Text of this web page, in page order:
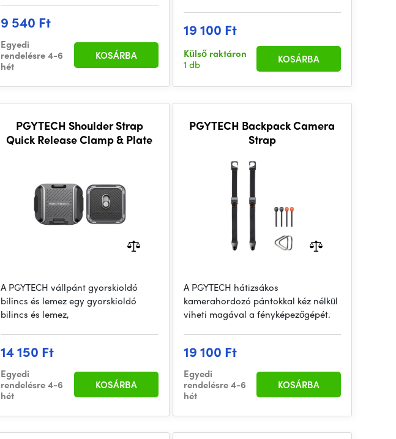
9 540 Ft
Egyedi
rendelésre 4-6
hét
KOSÁRBA
19 100 Ft
Külső raktáron
1 db
KOSÁRBA
PGYTECH Shoulder Strap
Quick Release Clamp & Plate
A PGYTECH vállpánt gyorskioldó
bilincs és lemez egy gyorskioldó
bilincs és lemez,
14 150 Ft
Egyedi
rendelésre 4-6
hét
KOSÁRBA
PGYTECH Backpack Camera
Strap
A PGYTECH hátizsákos
kamerahordozó pántokkal kéz nélkül
viheti magával a fényképezőgépét.
19 100 Ft
Egyedi
rendelésre 4-6
hét
KOSÁRBA